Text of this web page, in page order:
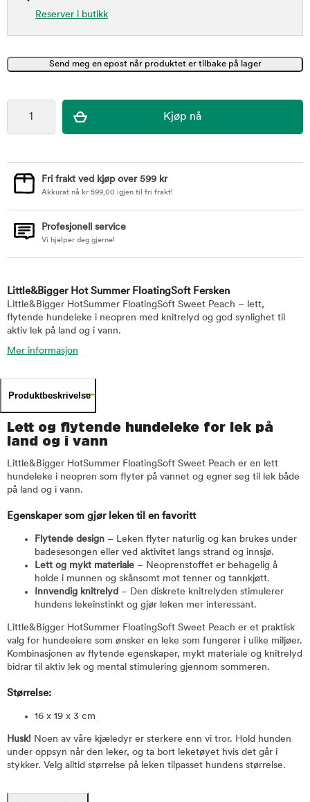
Reserver i butikk
Fri frakt ved kjøp over 599 kr
Akkurat nå kr 599,00 igjen til fri frakt!
Profesjonell service
Vi hjelper deg gjerne!
Little&Bigger Hot Summer FloatingSoft Fersken
Little&Bigger HotSummer FloatingSoft Sweet Peach – lett,
flytende hundeleke i neopren med knitrelyd og god synlighet til
aktiv lek på land og i vann.
Mer informasjon
Produktbeskrivelse
Lett og flytende hundeleke for lek på
land og i vann
Little&Bigger HotSummer FloatingSoft Sweet Peach er en lett
hundeleke i neopren som flyter på vannet og egner seg til lek både
på land og i vann.
Egenskaper som gjør leken til en favoritt
Flytende design – Leken flyter naturlig og kan brukes under
badesesongen eller ved aktivitet langs strand og innsjø.
Lett og mykt materiale – Neoprenstoffet er behagelig å
holde i munnen og skånsomt mot tenner og tannkjøtt.
Innvendig knitrelyd – Den diskrete knitrelyden stimulerer
hundens lekeinstinkt og gjør leken mer interessant.
Little&Bigger HotSummer FloatingSoft Sweet Peach er et praktisk
valg for hundeeiere som ønsker en leke som fungerer i ulike miljøer.
Kombinasjonen av flytende egenskaper, mykt materiale og knitrelyd
bidrar til aktiv lek og mental stimulering gjennom sommeren.
Størrelse:
16 x 19 x 3 cm
Husk! Noen av våre kjæledyr er sterkere enn vi tror. Hold hunden
under oppsyn når den leker, og ta bort leketøyet hvis det går i
stykker. Velg alltid størrelse på leken tilpasset hundens størrelse.